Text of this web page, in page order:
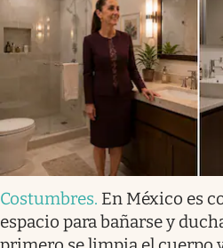
Costumbres. En México es
espacio para bañarse y